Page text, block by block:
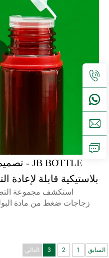
مل زجاجة
للأطفال منتجات حاصلة
السابق 1
2
3 التالي